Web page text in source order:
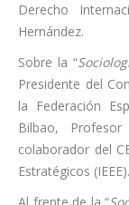
Derecho
Hernández.
Sobre la “
Presidente del
la Federación
Bilbao,
colaborador del
Estratégicos (IEEE).